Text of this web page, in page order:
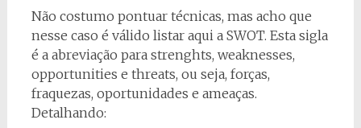
Não costumo pontuar técnicas, mas acho que
nesse caso é válido listar aqui a SWOT. Esta sigla
é a abreviação para strenghts, weaknesses,
opportunities e threats, ou seja, forças,
fraquezas, oportunidades e ameaças.
Detalhando: